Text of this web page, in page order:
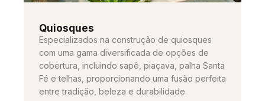
Quiosques
Especializados na construção de quiosques
com uma gama diversificada de opções de
cobertura, incluindo sapê, piaçava, palha Santa
Fé e telhas, proporcionando uma fusão perfeita
entre tradição, beleza e durabilidade.